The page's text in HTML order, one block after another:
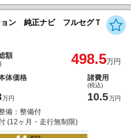
ョン 純正ナビ フルセグＴ
額 498.5万円
体価格
万円
諸費用
(税込)
10.5万円
備：整備付
(12ヶ月・走行無制限)